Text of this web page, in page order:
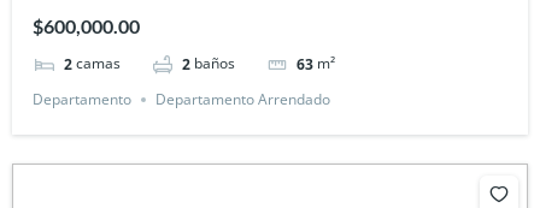
$600,000.00
2camas 2 baños 63 m²
Departamento
Departamento Arrendado